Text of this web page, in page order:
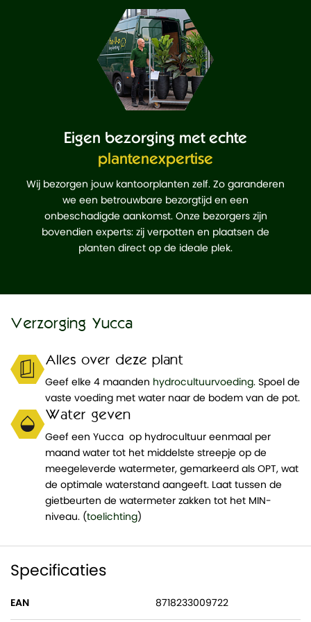
Eigen bezorging met echte
plantenexpertise
Wij bezorgen jouw kantoorplanten zelf. Zo garanderen
we een betrouwbare bezorgtijd en een
onbeschadigde aankomst. Onze bezorgers zijn
bovendien experts: zij verpotten en plaatsen de
planten direct op de ideale plek.
Verzorging Yucca
Alles over deze plant
Geef elke 4 maanden hydrocultuurvoeding. Spoel de
vaste voeding met water naar de bodem van de pot.
Water geven
Geef een Yucca op hydrocultuur eenmaal per
maand water tot het middelste streepje op de
meegeleverde watermeter, gemarkeerd als OPT, wat
de optimale waterstand aangeeft. Laat tussen de
gietbeurten de watermeter zakken tot het MIN-
niveau. (toelichting)
Specificaties
EAN 8718233009722